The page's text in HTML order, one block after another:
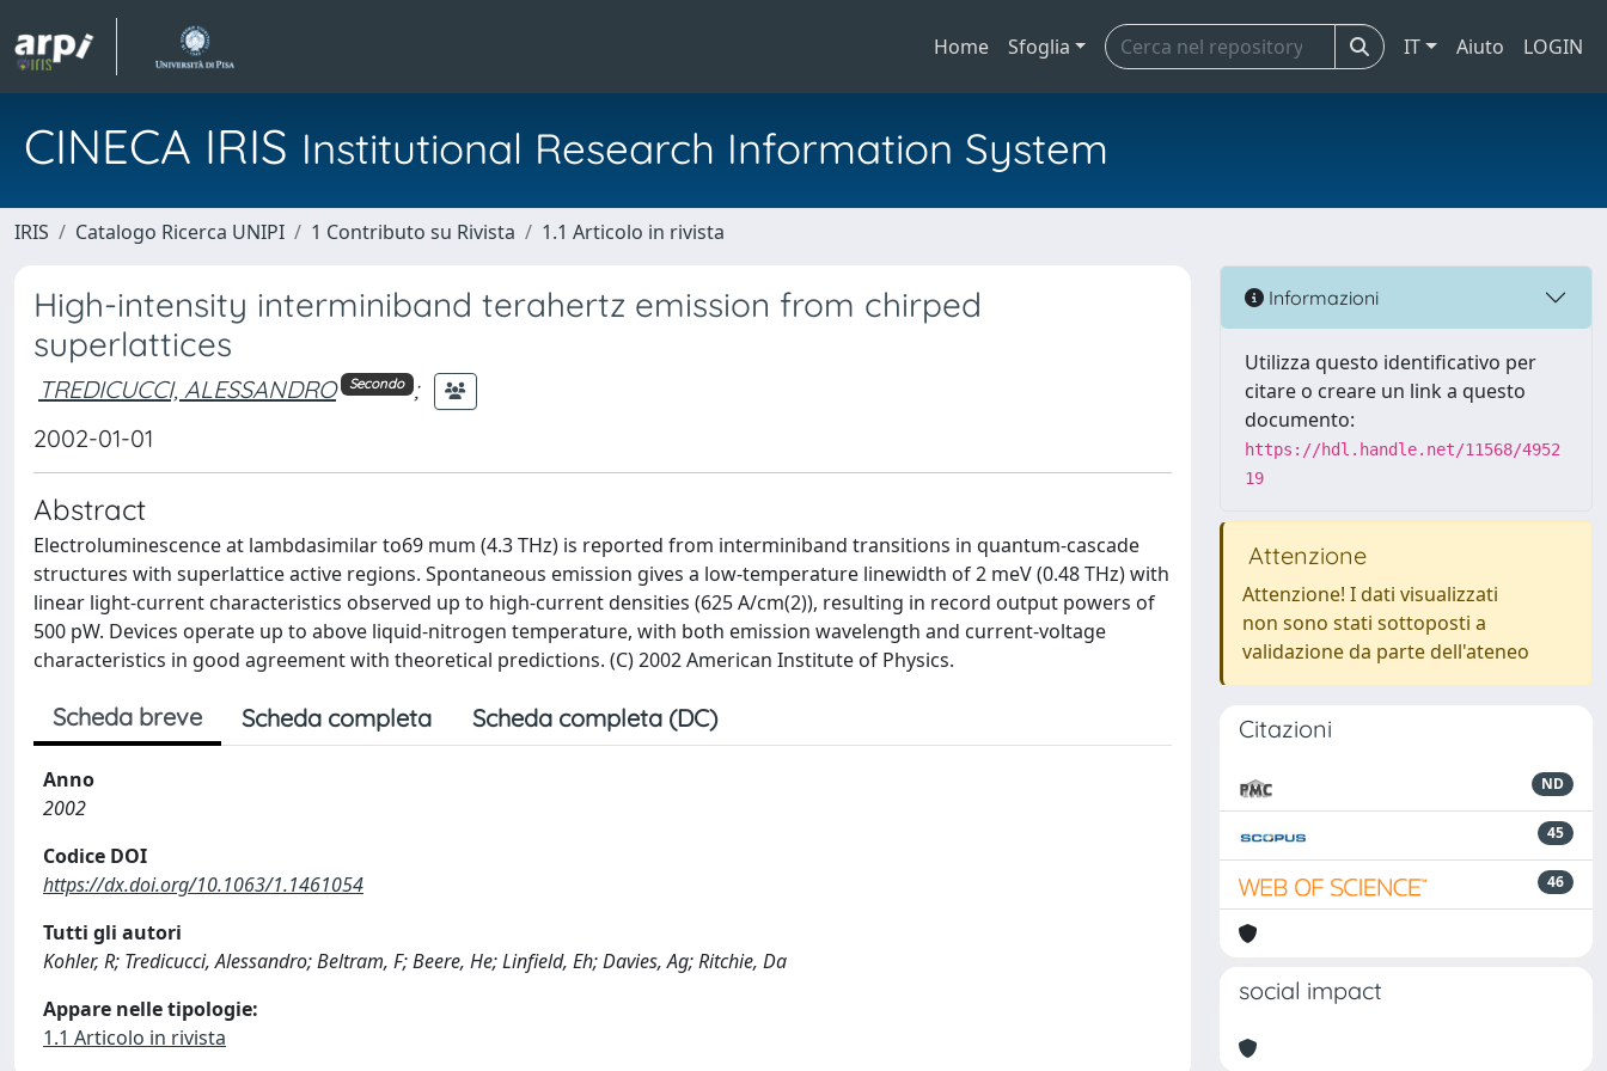
Home Sfoglia IT Aiuto LOGIN
CINECA IRIS Institutional Research Information System
IRIS Catalogo Ricerca UNIPI 1 Contributo su Rivista 1.1 Articolo in rivista
High-intensity interminiband terahertz emission from chirped
superlattices
TREDICUCCI, ALESSANDRO Secondo ;
2002-01-01
Abstract
Electroluminescence at lambdasimilar to69 mum (4.3 THz) is reported from interminiband transitions in quantum-cascade
structures with superlattice active regions. Spontaneous emission gives a low-temperature linewidth of 2 meV (0.48 THz) with
linear light-current characteristics observed up to high-current densities (625 A/cm(2)), resulting in record output powers of
500 pW. Devices operate up to above liquid-nitrogen temperature, with both emission wavelength and current-voltage
characteristics in good agreement with theoretical predictions. (C) 2002 American Institute of Physics.
Scheda breve Scheda completa Scheda completa (DC)
Anno
2002
Codice DOI
https://dx.doi.org/10.1063/1.1461054
Tutti gli autori
Kohler, R; Tredicucci, Alessandro; Beltram, F; Beere, He; Linfield, Eh; Davies, Ag; Ritchie, Da
Appare nelle tipologie:
1.1 Articolo in rivista
Informazioni
Utilizza questo identificativo per
citare o creare un link a questo
documento:
https://hdl.handle.net/11568/4952
19
Attenzione
Attenzione! I dati visualizzati
non sono stati sottoposti a
validazione da parte dell'ateneo
Citazioni
ND
45
46
social impact